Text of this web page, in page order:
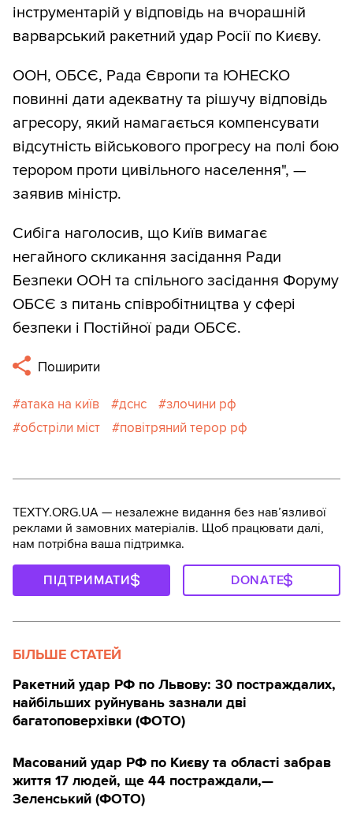
інструментарій у відповідь на вчорашній
варварський ракетний удар Росії по Києву.
ООН, ОБСЄ, Рада Європи та ЮНЕСКО
повинні дати адекватну та рішучу відповідь
агресору, який намагається компенсувати
відсутність військового прогресу на полі бою
терором проти цивільного населення", —
заявив міністр.
Сибіга наголосив, що Київ вимагає
негайного скликання засідання Ради
Безпеки ООН та спільного засідання Форуму
ОБСЄ з питань співробітництва у сфері
безпеки і Постійної ради ОБСЄ.
Поширити
атака на київ дснс
злочини рф
обстріли міст
повітряний терор рф
TEXTY.ORG.UA — незалежне видання без навʼязливої
реклами й замовних матеріалів. Щоб працювати далі,
нам потрібна ваша підтримка.
ПІДТРИМАТИ DONATE
БІЛЬШЕ СТАТЕЙ
Ракетний удар РФ по Львову: 30 постраждалих,
найбільших руйнувань зазнали дві
багатоповерхівки (ФОТО)
Масований удар РФ по Києву та області забрав
життя 17 людей, ще 44 постраждали,—
Зеленський (ФОТО)